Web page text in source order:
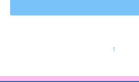
1